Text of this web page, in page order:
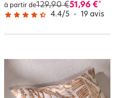
à partir de129,90 €51,96 €*
4.4/5 - 19 avis